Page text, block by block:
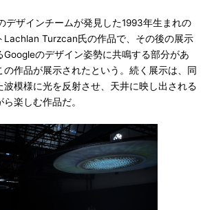
ザインチームが発見した1993年生まれの
Lachlan Turzcan氏の作品で、その後の展示
Googleのデザイン姿勢に共鳴する部分があ
の作品が展示されたという。続く展示は、同
波模様に光を反射させ、天井に映し出される
楽しむ作品だ。